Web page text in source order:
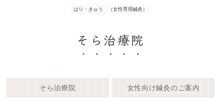
はり・きゅう （女性専用鍼灸）
そら治療院
そら治療院 女性向け鍼灸のご案内